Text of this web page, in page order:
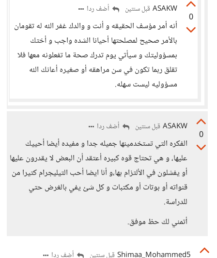
0
ASAKW قبل سنتين أضف ردا
أنه أمر مؤسف الحقيقه و أنت و والدك غفر الله له تقومان
بالأمر صحيح لمصلحتها أحيانا الشده واجب و أختك
بمسؤوليتك و سيأتي يوم تدرك صحة ما تفعلونه معها فلا
تقلق ربما تكون في سن مراهقه أو صغيره أعانك الله
مسؤوليه ليست سهله.
0
ASAKW قبل سنتين أضف ردا
الفكره التي تستخدمينها جميله جدا و مفيده أيضا أحييك
عليها، و هي تحتاج قوه كبيره أعتقد أن البعض لا يقدرون عليها
أو يفشلون في الألتزام بها،و أنا ايضا أحب التيليجرام كتيرا من
قنواته أو بوتات أو مكتبات و كل شئ يفي بالغرض حتي
للدراسة.
أتمني لك حظ موفق.
قبل سنتين